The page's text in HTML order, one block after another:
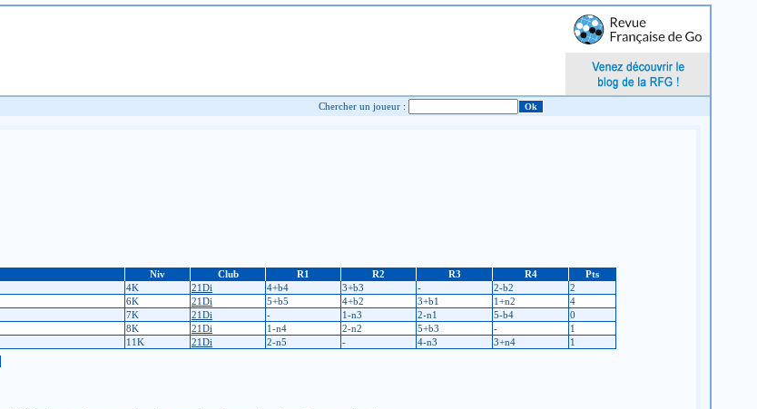
Chercher un joueur :
Niv Club R1 R2 R3 R4
Pts
4K 21Di 4+b4 3+b3 - 2-b2
2
6K 21Di 5+b5 4+b2 3+b1 1+n2
4
7K 21Di - 1-n3 2-n1 5-b4
0
8K 21Di 1-n4 2-n2 5+b3 -
1
11K 21Di 2-n5 - 4-n3 3+n4
1